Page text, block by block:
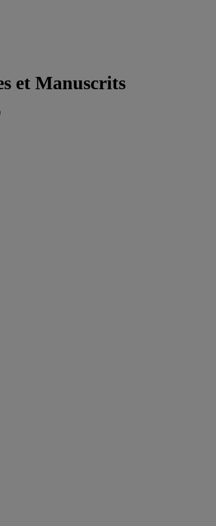
et Manuscrits